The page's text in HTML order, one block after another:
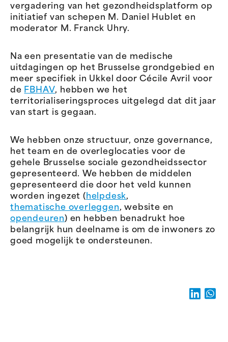
vergadering van het gezondheidsplatform op
initiatief van schepen M. Daniel Hublet en
moderator M. Franck Uhry.
Na een presentatie van de medische
uitdagingen op het Brusselse grondgebied en
meer specifiek in Ukkel door Cécile Avril voor
de FBHAV, hebben we het
territorialiseringsproces uitgelegd dat dit jaar
van start is gegaan.
We hebben onze structuur, onze governance,
het team en de overleglocaties voor de
gehele Brusselse sociale gezondheidssector
gepresenteerd. We hebben de middelen
gepresenteerd die door het veld kunnen
worden ingezet (helpdesk,
thematische overleggen, website en
opendeuren) en hebben benadrukt hoe
belangrijk hun deelname is om de inwoners zo
goed mogelijk te ondersteunen.